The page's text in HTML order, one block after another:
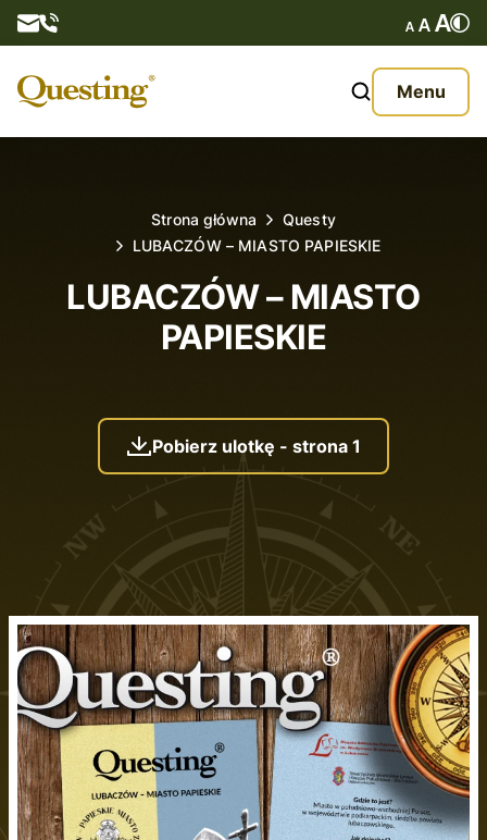
Menu
O nas
Aktualności
Kontakt
Strona główna
Questy
LUBACZÓW – MIASTO PAPIESKIE
LUBACZÓW – MIASTO
PAPIESKIE
Pobierz ulotkę - strona 1